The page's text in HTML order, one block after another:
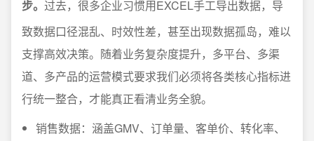
步。 过去，很多企业习惯用EXCEL手工导出数据，导
致数据口径混乱、时效性差，甚至出现数据孤岛，难以
支撑高效决策。随着业务复杂度提升，多平台、多渠
道、多产品的运营模式要求我们必须将各类核心指标进
行统一整合，才能真正看清业务全貌。
销售数据：涵盖GMV、订单量、客单价、转化率、